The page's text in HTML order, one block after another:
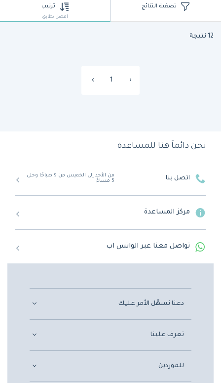
تصفية النتائج ترتيب
أفضل تطابق
12 نتيجة
‹
1
›
نحن دائماً هنا للمساعدة
اتصل بنا
من الأحد إلى الخميس من 9 صباحًا وحتى
5 مساءً
مركز المساعدة
تواصل معنا عبر الواتس اب
دعنا نسهّل الأمر عليك
تعرف علينا
للموردين